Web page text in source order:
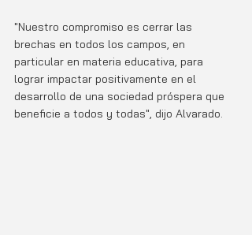
"Nuestro compromiso es cerrar las
brechas en todos los campos, en
particular en materia educativa, para
lograr impactar positivamente en el
desarrollo de una sociedad próspera que
beneficie a todos y todas", dijo Alvarado.